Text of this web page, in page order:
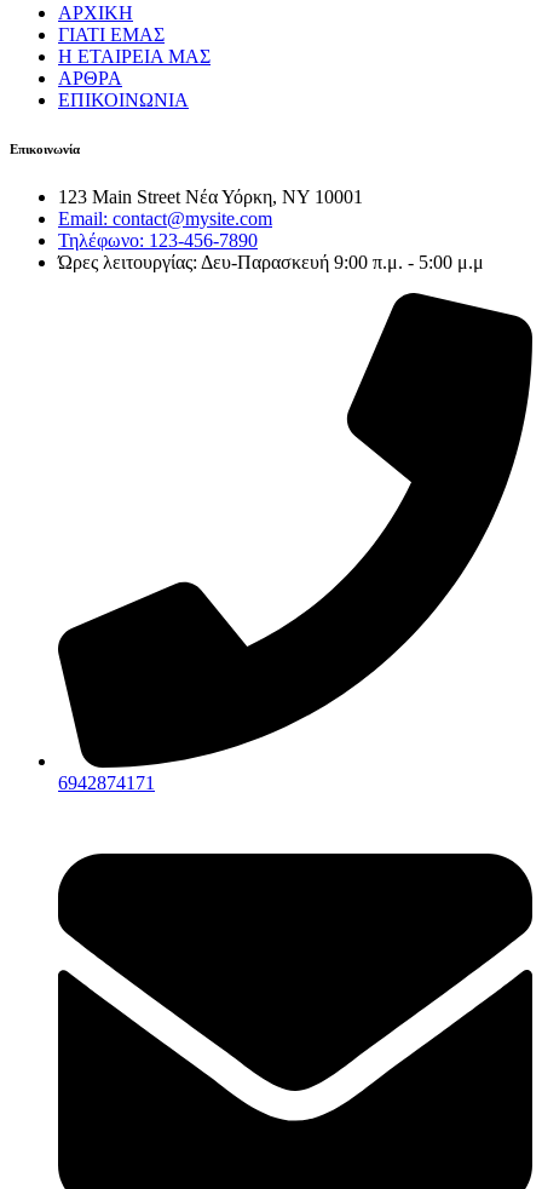
ΑΡΧΙΚΗ
ΓΙΑΤΙ ΕΜΑΣ
Η ΕΤΑΙΡΕΙΑ ΜΑΣ
ΑΡΘΡΑ
ΕΠΙΚΟΙΝΩΝΙΑ
Επικοινωνία
123 Main Street Νέα Υόρκη, NY 10001
Email: contact@mysite.com
Τηλέφωνο: 123-456-7890
Ώρες λειτουργίας: Δευ-Παρασκευή 9:00 π.μ. - 5:00 μ.μ
6942874171